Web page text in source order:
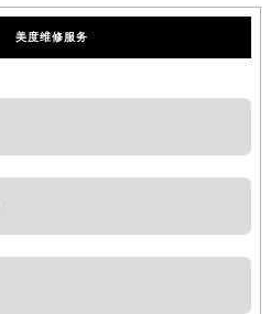
美度维修服务